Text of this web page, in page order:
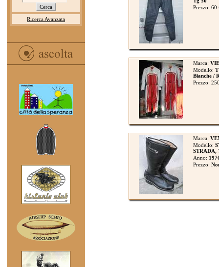
Ricerca Avanzata
Prezzo: 60
Marca:
Modello:
Bianche /
Prezzo:
Marca:
Modello:
STRADA,
Anno:
Prezzo: